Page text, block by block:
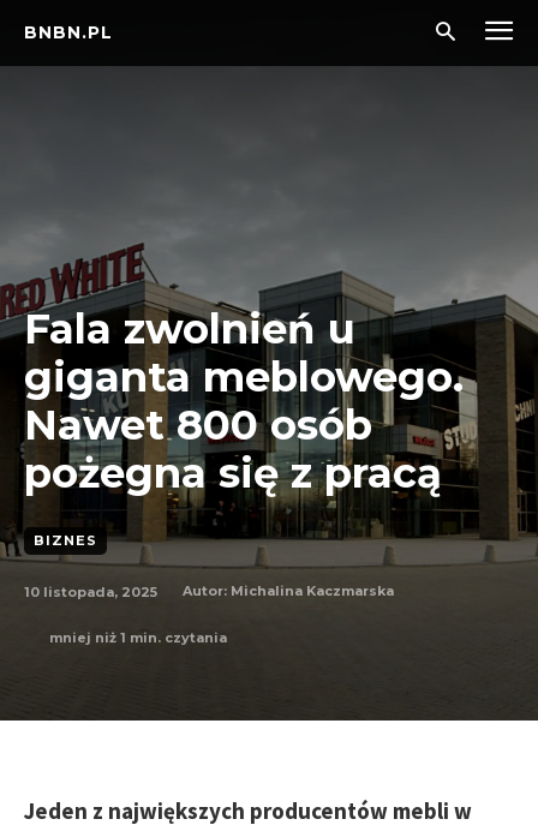
BNBN.PL
Fala zwolnień u
giganta meblowego.
Nawet 800 osób
pożegna się z pracą
BIZNES
10 listopada, 2025 Autor: Michalina Kaczmarska
mniej niż 1 min. czytania
Jeden z największych producentów mebli w